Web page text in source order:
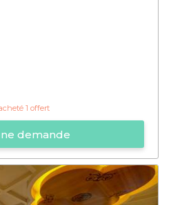
1 offert
demande